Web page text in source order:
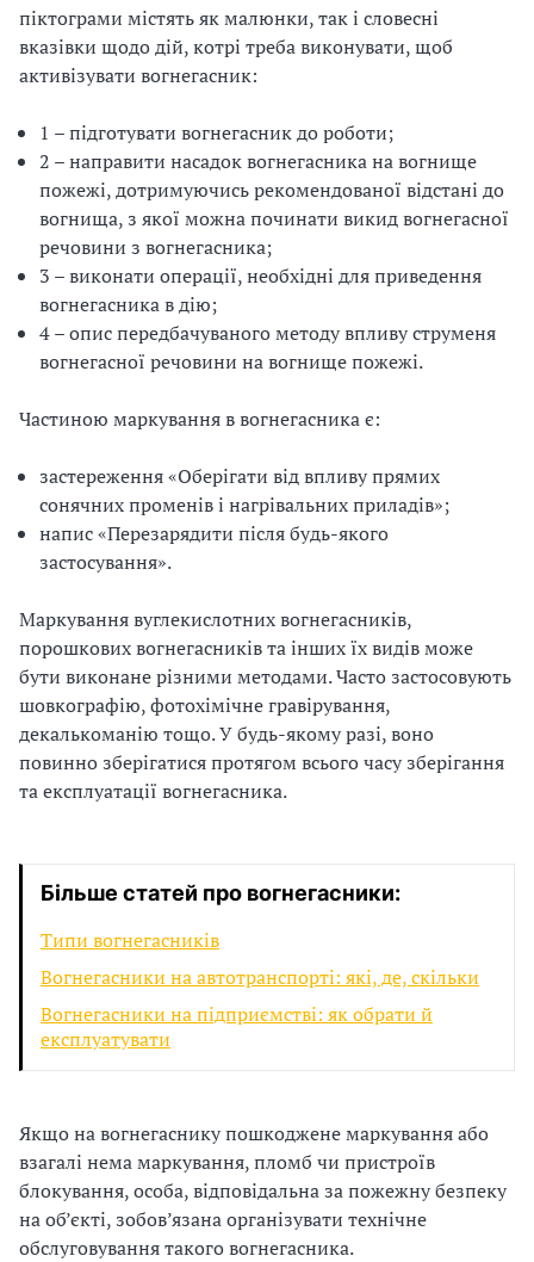
піктограми містять як малюнки, так і словесні
вказівки щодо дій, котрі треба виконувати, щоб
активізувати вогнегасник:
1 – підготувати вогнегасник до роботи;
2 – направити насадок вогнегасника на вогнище
пожежі, дотримуючись рекомендованої відстані до
вогнища, з якої можна починати викид вогнегасної
речовини з вогнегасника;
3 – виконати операції, необхідні для приведення
вогнегасника в дію;
4 – опис передбачуваного методу впливу струменя
вогнегасної речовини на вогнище пожежі.
Частиною маркування в вогнегасника є:
застереження «Оберігати від впливу прямих
сонячних променів і нагрівальних приладів»;
напис «Перезарядити після будь-якого
застосування».
Маркування вуглекислотних вогнегасників,
порошкових вогнегасників та інших їх видів може
бути виконане різними методами. Часто застосовують
шовкографію, фотохімічне гравірування,
декалькоманію тощо. У будь-якому разі, воно
повинно зберігатися протягом всього часу зберігання
та експлуатації вогнегасника.
Більше статей про вогнегасники:
Типи вогнегасників
Вогнегасники на автотранспорті: які, де, скільки
Вогнегасники на підприємстві: як обрати й
експлуатувати
Якщо на вогнегаснику пошкоджене маркування або
взагалі нема маркування, пломб чи пристроїв
блокування, особа, відповідальна за пожежну безпеку
на об’єкті, зобов’язана організувати технічне
обслуговування такого вогнегасника.